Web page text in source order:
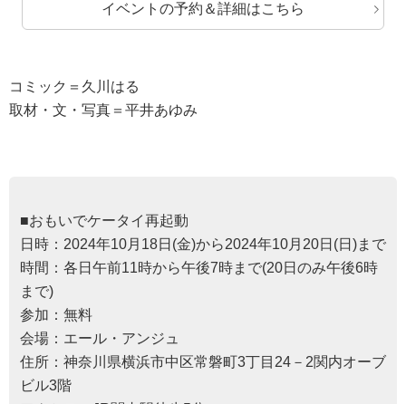
イベントの予約＆詳細はこちら
コミック＝久川はる
取材・文・写真＝平井あゆみ
■おもいでケータイ再起動
日時：2024年10月18日(金)から2024年10月20日(日)まで
時間：各日午前11時から午後7時まで(20日のみ午後6時
まで)
参加：無料
会場：エール・アンジュ
住所：神奈川県横浜市中区常磐町3丁目24－2関内オーブ
ビル3階